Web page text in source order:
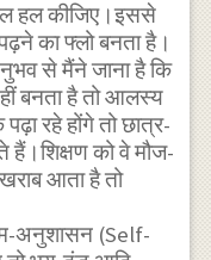
हल कीजिए।इससे
का फ्लो बनता है।
से मैंने जाना है कि
बनता है तो आलस्य
रहे होंगे तो छात्र-
हैं।शिक्षण को वे मौज-
आता है तो
अनुशासन (Self-